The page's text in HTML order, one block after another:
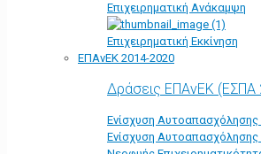
Επιχειρηματική Ανάκαμψη
Επιχειρηματική Εκκίνηση
ΕΠΑνΕΚ 2014-2020
Δράσεις ΕΠΑνΕΚ (ΕΣΠΑ
Ενίσχυση
Ενίσχυση